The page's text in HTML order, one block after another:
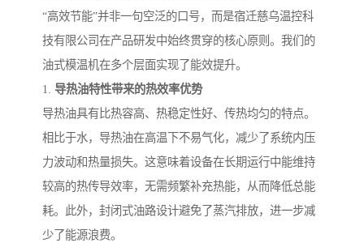
“高效节能”并非一句空泛的口号，而是宿迁慈乌温控科
技有限公司在产品研发中始终贯穿的核心原则。我们的
油式模温机在多个层面实现了能效提升。
1. 导热油特性带来的热效率优势
导热油具有比热容高、热稳定性好、传热均匀的特点。
相比于水，导热油在高温下不易气化，减少了系统内压
力波动和热量损失。这意味着设备在长期运行中能维持
较高的热传导效率，无需频繁补充热能，从而降低总能
耗。此外，封闭式油路设计避免了蒸汽排放，进一步减
少了能源浪费。